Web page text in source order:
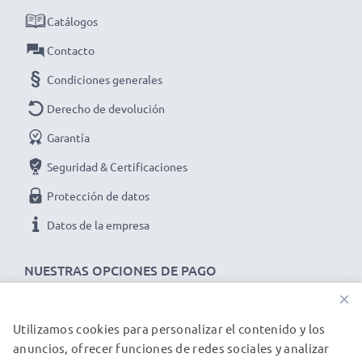
NUESTRAS OPCIONES DE PAGO
Catálogos
Contacto
Condiciones generales
Derecho de devolución
Garantía
Seguridad & Certificaciones
Protección de datos
Datos de la empresa
NUESTROS PARTNERS DE ENVÍO
×
Utilizamos cookies para personalizar el contenido y los
anuncios, ofrecer funciones de redes sociales y analizar